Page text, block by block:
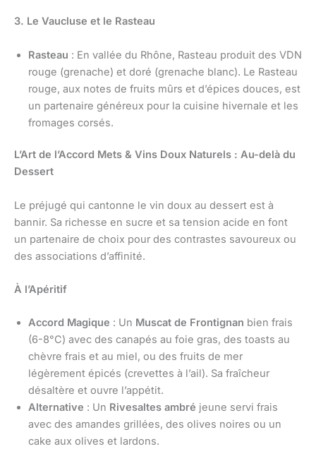
3. Le Vaucluse et le Rasteau
Rasteau : En vallée du Rhône, Rasteau produit des VDN
rouge (grenache) et doré (grenache blanc). Le Rasteau
rouge, aux notes de fruits mûrs et d’épices douces, est
un partenaire généreux pour la cuisine hivernale et les
fromages corsés.
L’Art de l’Accord Mets & Vins Doux Naturels : Au-delà du
Dessert
Le préjugé qui cantonne le vin doux au dessert est à
bannir. Sa richesse en sucre et sa tension acide en font
un partenaire de choix pour des contrastes savoureux ou
des associations d’affinité.
À l’Apéritif
Accord Magique : Un Muscat de Frontignan bien frais
(6-8°C) avec des canapés au foie gras, des toasts au
chèvre frais et au miel, ou des fruits de mer
légèrement épicés (crevettes à l’ail). Sa fraîcheur
désaltère et ouvre l’appétit.
Alternative : Un Rivesaltes ambré jeune servi frais
avec des amandes grillées, des olives noires ou un
cake aux olives et lardons.